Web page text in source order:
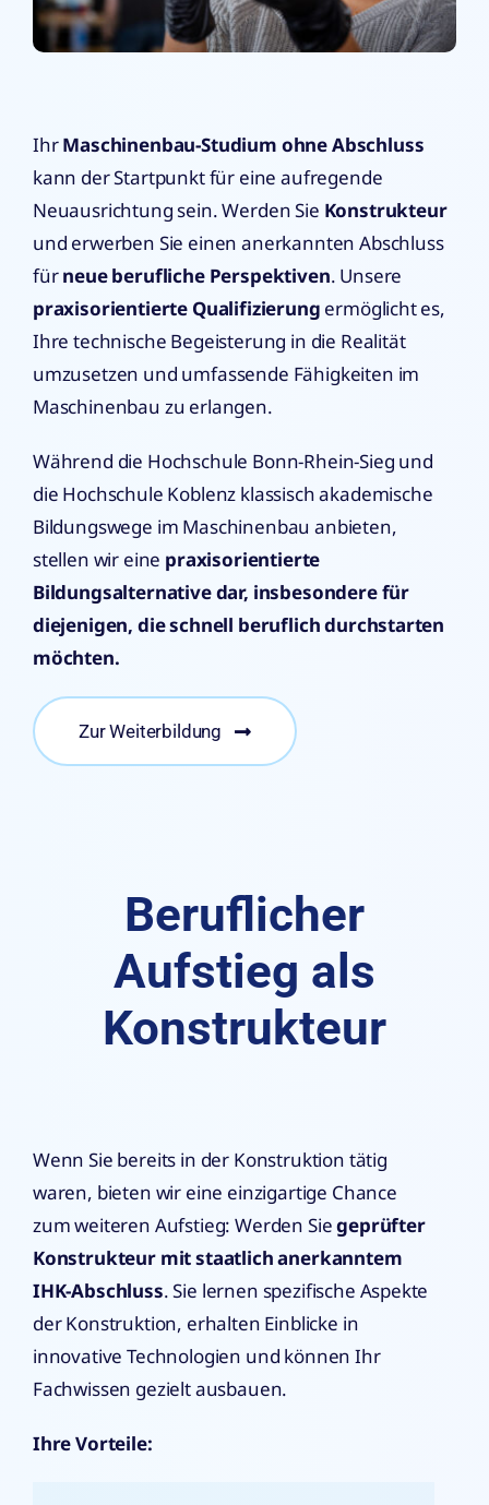
IhrMaschinenbau-Studium ohne Abschluss
kann der Startpunkt für eine aufregende
Neuausrichtung sein. Werden Sie Konstrukteur
und erwerben Sie einen anerkannten Abschluss
fürneue berufliche Perspektiven. Unsere
praxisorientierte Qualifizierung ermöglicht es,
Ihre technische Begeisterung in die Realität
umzusetzen und umfassende Fähigkeiten im
Maschinenbau zu erlangen.
Während die Hochschule Bonn-Rhein-Sieg und
die Hochschule Koblenz klassisch akademische
Bildungswege im Maschinenbau anbieten,
stellen wir eine praxisorientierte
Bildungsalternativedar, insbesondere für
diejenigen, die schnell beruflich durchstarten
möchten.
Zur Weiterbildung
Beruflicher
Aufstieg als
Konstrukteur
Wenn Sie bereits in der Konstruktion tätig
waren, bieten wir eine einzigartige Chance
zum weiteren Aufstieg: Werden Siegeprüfter
Konstrukteur mit staatlich anerkanntem
IHK-Abschluss. Sie lernen spezifische Aspekte
der Konstruktion, erhalten Einblicke in
innovative Technologien und können Ihr
Fachwissen gezielt ausbauen.
Ihre Vorteile: